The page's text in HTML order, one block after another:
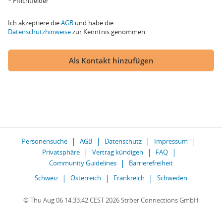
Ich akzeptiere dieAGB und habe die
Datenschutzhinweisezur Kenntnis genommen.
Als Kontakt hinzufügen
Personensuche AGB Datenschutz
Impressum
Privatsphäre
Vertrag kündigen
FAQ
Community Guidelines
Barrierefreiheit
Schweiz
Österreich Frankreich Schweden
© Thu Aug 06 14:33:42 CEST 2026 Ströer Connections GmbH